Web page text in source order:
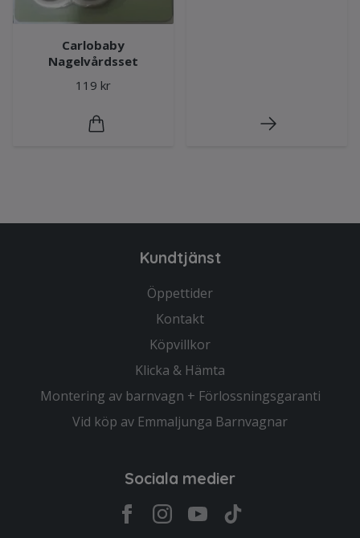
Carlobaby
Nagelvårdsset
119 kr
Kundtjänst
Öppettider
Kontakt
Köpvillkor
Klicka & Hämta
Montering av barnvagn + Förlossningsgaranti
Vid köp av Emmaljunga Barnvagnar
Sociala medier